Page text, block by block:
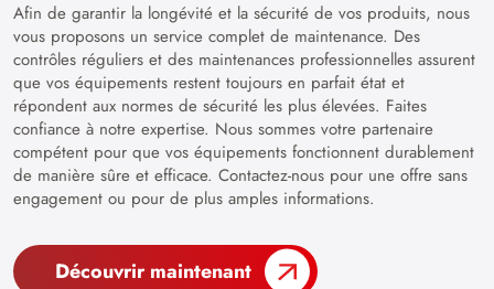
Afin de garantir la longévité et la sécurité de vos produits, nous
vous proposons un service complet de maintenance. Des
contrôles réguliers et des maintenances professionnelles assurent
que vos équipements restent toujours en parfait état et
répondent aux normes de sécurité les plus élevées. Faites
confiance à notre expertise. Nous sommes votre partenaire
compétent pour que vos équipements fonctionnent durablement
de manière sûre et efficace. Contactez-nous pour une offre sans
engagement ou pour de plus amples informations.
Découvrir maintenant